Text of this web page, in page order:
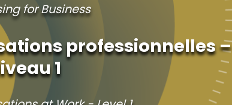
for Business
professionnelles –
1